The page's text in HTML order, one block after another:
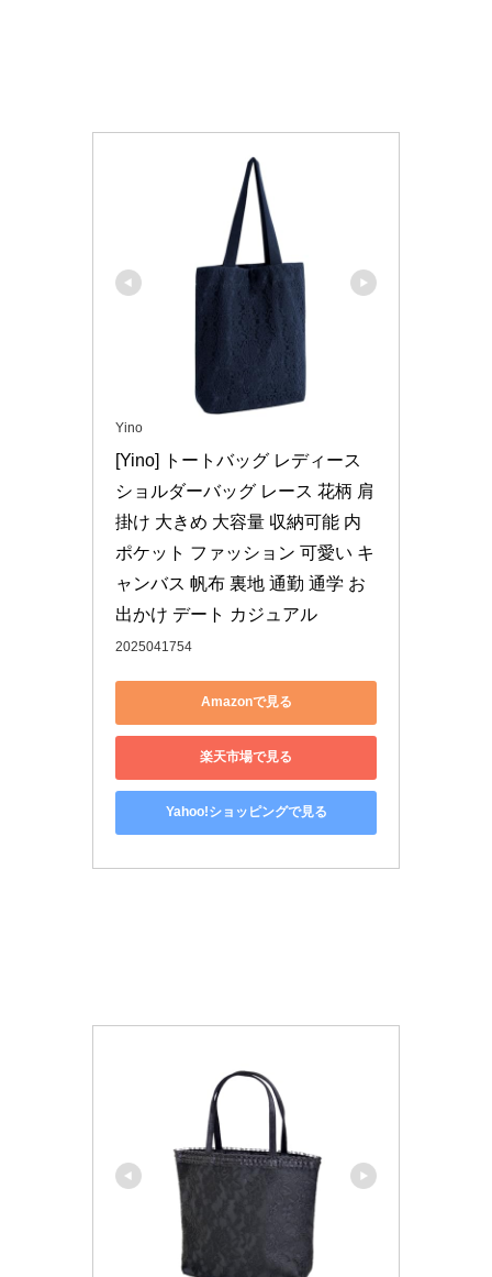
Yino
[Yino] トートバッグ レディース
ショルダーバッグ レース 花柄 肩
掛け 大きめ 大容量 収納可能 内
ポケット ファッション 可愛い キ
ャンバス 帆布 裏地 通勤 通学 お
出かけ デート カジュアル
2025041754
Amazonで見る
楽天市場で見る
Yahoo!ショッピングで見る